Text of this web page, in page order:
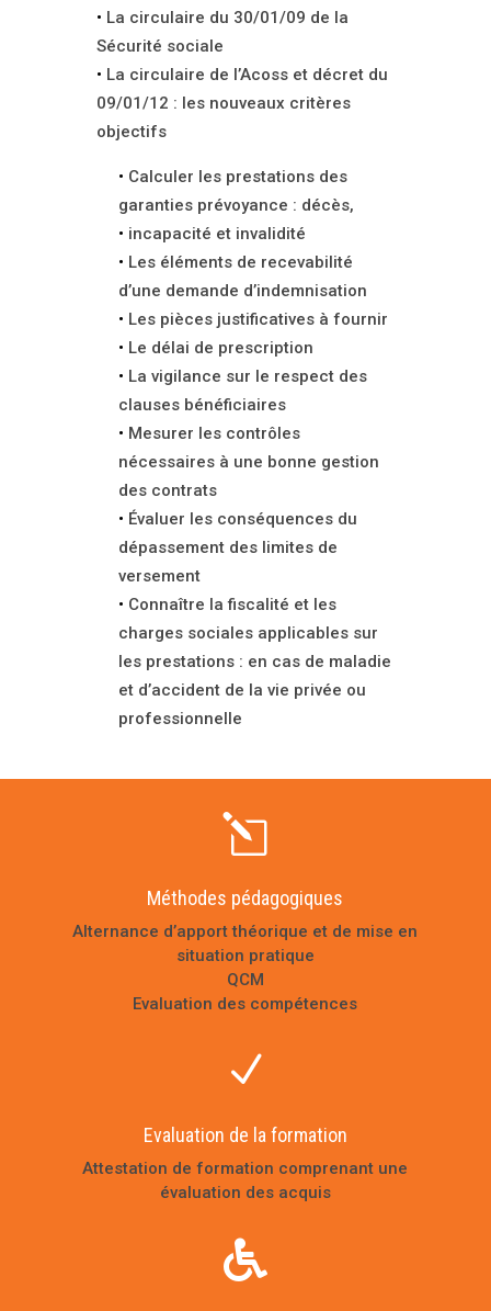
La circulaire du 30/01/09 de la
Sécurité sociale
La circulaire de l’Acoss et décret du
09/01/12 : les nouveaux critères
objectifs
Calculer les prestations des
garanties prévoyance : décès,
incapacité et invalidité
Les éléments de recevabilité
d’une demande d’indemnisation
Les pièces justificatives à fournir
Le délai de prescription
La vigilance sur le respect des
clauses bénéficiaires
Mesurer les contrôles
nécessaires à une bonne gestion
des contrats
Évaluer les conséquences du
dépassement des limites de
versement
Connaître la fiscalité et les
charges sociales applicables sur
les prestations : en cas de maladie
et d’accident de la vie privée ou
professionnelle
l
Méthodes pédagogiques
Alternance d’apport théorique et de mise en
situation pratique
QCM
Evaluation des compétences
N
Evaluation de la formation
Attestation de formation comprenant une
évaluation des acquis
